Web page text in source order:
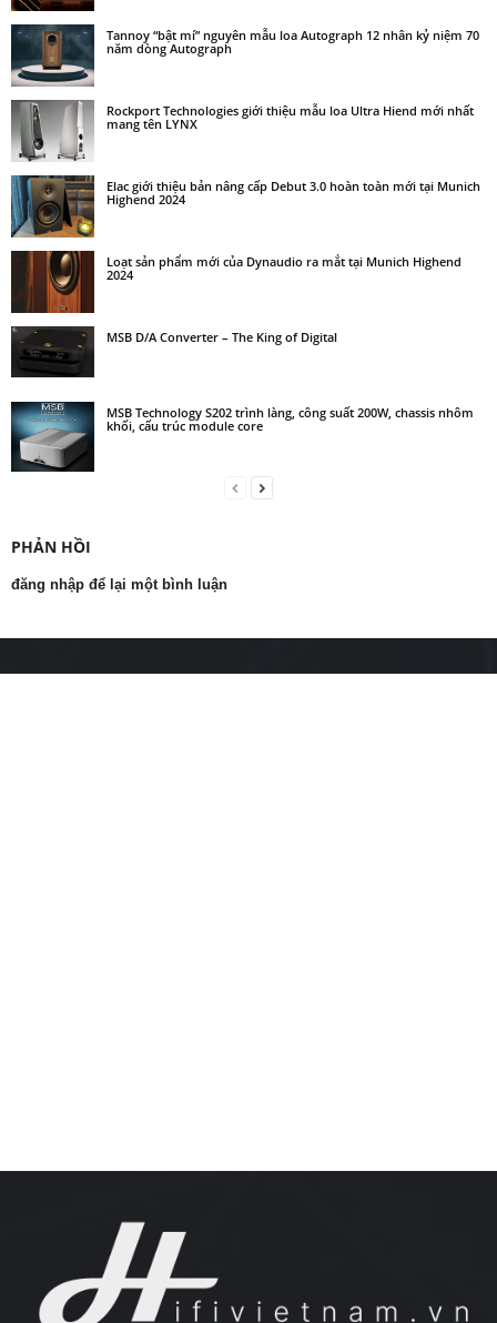
Tannoy “bật mí” nguyên mẫu loa Autograph 12 nhân kỷ niệm 70
năm dòng Autograph
Rockport Technologies giới thiệu mẫu loa Ultra Hiend mới nhất
mang tên LYNX
Elac giới thiệu bản nâng cấp Debut 3.0 hoàn toàn mới tại Munich
Highend 2024
Loạt sản phẩm mới của Dynaudio ra mắt tại Munich Highend
2024
MSB D/A Converter – The King of Digital
MSB Technology S202 trình làng, công suất 200W, chassis nhôm
khối, cấu trúc module core
PHẢN HỒI
đăng nhập để lại một bình luận